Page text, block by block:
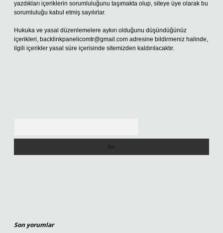
yazdıkları içeriklerin sorumluluğunu taşımakta olup, siteye üye olarak bu
sorumluluğu kabul etmiş sayılırlar.
Hukuka ve yasal düzenlemelere aykırı olduğunu düşündüğünüz
içerikleri, backlinkpanelicomtr@gmail.com adresine bildirmeniz halinde,
ilgili içerikler yasal süre içerisinde sitemizden kaldırılacaktır.
Son yorumlar